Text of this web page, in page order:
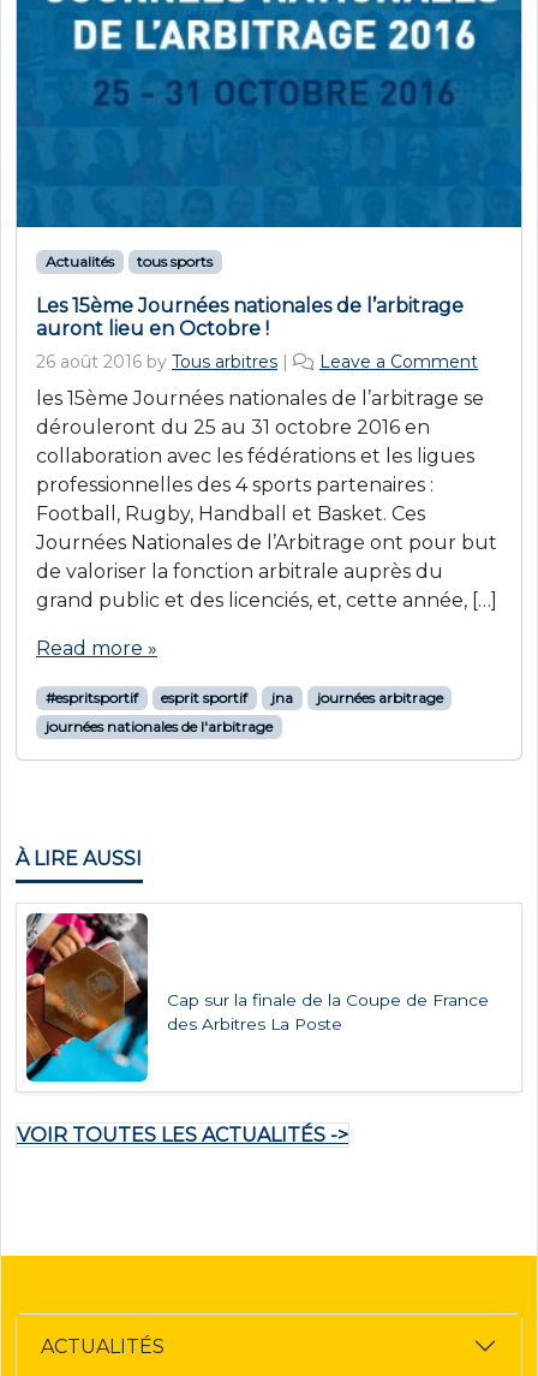
Actualités tous sports
Les 15ème Journées nationales de l’arbitrage
auront lieu en Octobre !
26 août 2016 by Tous arbitres | Leave a Comment
les 15ème Journées nationales de l’arbitrage se
dérouleront du 25 au 31 octobre 2016 en
collaboration avec les fédérations et les ligues
professionnelles des 4 sports partenaires :
Football, Rugby, Handball et Basket. Ces
Journées Nationales de l’Arbitrage ont pour but
de valoriser la fonction arbitrale auprès du
grand public et des licenciés, et, cette année, […]
Read more »
#espritsportif esprit sportif jna
journées arbitrage
journées nationales de l'arbitrage
À LIRE AUSSI
Cap sur la finale de la Coupe de France
des Arbitres La Poste
VOIR TOUTES LES ACTUALITÉS ->
ACTUALITÉS